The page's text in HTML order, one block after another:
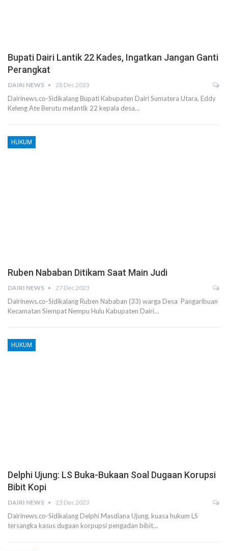
Bupati Dairi Lantik 22 Kades, Ingatkan Jangan Ganti
Perangkat
DAIRI NEWS 28 Dec 2023
Dairinews.co-Sidikalang Bupati Kabupaten Dairi Sumatera Utara, Eddy
Keleng Ate Berutu melantik 22 kepala desa…
HUKUM
Ruben Nababan Ditikam Saat Main Judi
DAIRI NEWS 27 Dec 2023
Dairinews.co-Sidikalang Ruben Nababan (33) warga Desa Pangaribuan
Kecamatan Siempat Nempu Hulu Kabupaten Dairi…
HUKUM
Delphi Ujung: LS Buka-Bukaan Soal Dugaan Korupsi
Bibit Kopi
DAIRI NEWS 23 Dec 2023
Dairinews.co-Sidikalang Delphi Masdiana Ujung, kuasa hukum LS
tersangka kasus dugaan korpupsi pengadan bibit…